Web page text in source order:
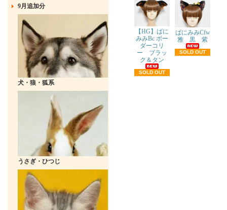
9月追加分
犬・狼・狐系
うさぎ・ひつじ
【HG】ばに
みみBc ボー
ダーコリ
ー ブラッ
ク＆タン
SOLD OUT
ばにみみCfw
雅 黒 紫
SOLD OUT